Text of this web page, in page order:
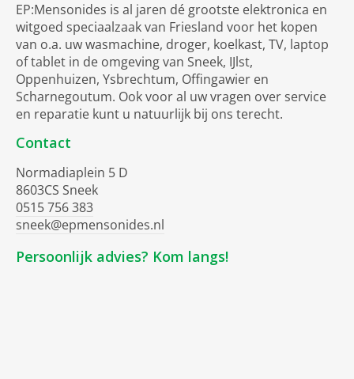
EP:Mensonides is al jaren dé grootste elektronica en
witgoed speciaalzaak van Friesland voor het kopen
van o.a. uw wasmachine, droger, koelkast, TV, laptop
of tablet in de omgeving van Sneek, IJlst,
Oppenhuizen, Ysbrechtum, Offingawier en
Scharnegoutum. Ook voor al uw vragen over service
en reparatie kunt u natuurlijk bij ons terecht.
Contact
Normadiaplein 5 D
8603CS Sneek
0515 756 383
sneek@epmensonides.nl
Persoonlijk advies? Kom langs!